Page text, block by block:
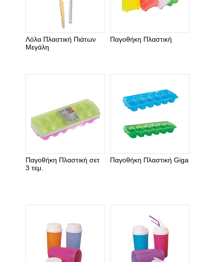
Λόλα Πλαστική Πιάτων
Μεγάλη
Παγοθήκη Πλαστική
Παγοθήκη Πλαστική σετ
3 τεμ.
Παγοθήκη Πλαστική Giga